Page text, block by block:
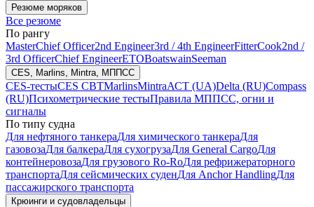
Резюме моряков
Все резюме
По рангу
MasterChief Officer2nd Engineer3rd / 4th EngineerFitterCook2nd /
3rd OfficerChief EngineerETOBoatswainSeeman
CES, Marlins, Mintra, МППСС
CES-тестыCES CBTMarlinsMintraАСТ (UA)Delta (RU)Compass
(RU)Психометрические тестыПравила МППСС, огни и
сигналы
По типу судна
Для нефтяного танкераДля химического танкераДля
газовозаДля балкераДля сухогрузаДля General CargoДля
контейнеровозаДля грузового Ro-RoДля рефрижераторного
транспортаДля сейсмических суденДля Anchor HandlingДля
пассажирского транспорта
Крюинги и судовладельцы